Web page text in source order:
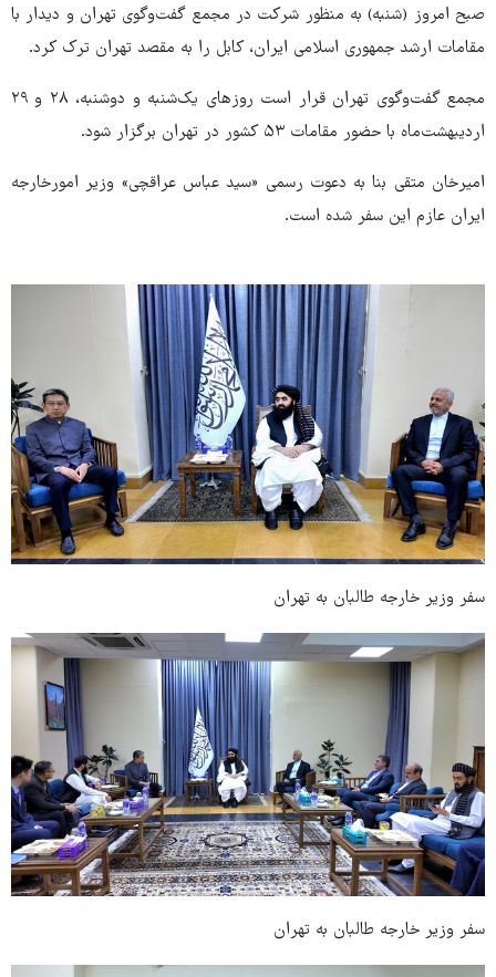
صبح امروز (شنبه) به منظور شرکت در مجمع گفت‌وگوی تهران و دیدار با
مقامات ارشد جمهوری اسلامی ایران، کابل را به مقصد تهران ترک کرد.
مجمع گفت‌وگوی تهران قرار است روزهای یک‌شنبه و دوشنبه، ۲۸ و ۲۹
اردیبهشت‌ماه با حضور مقامات ۵۳ کشور در تهران برگزار شود.
امیرخان متقی بنا به دعوت رسمی «سید عباس عراقچی» وزیر امورخارجه
ایران عازم این سفر شده است.
سفر وزیر خارجه طالبان به تهران
سفر وزیر خارجه طالبان به تهران